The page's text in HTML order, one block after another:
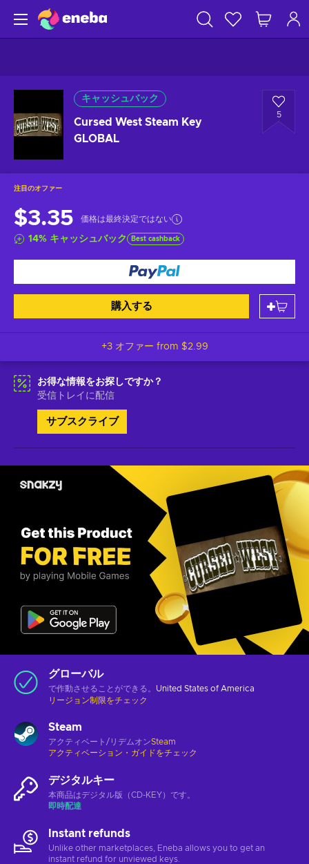
キャッシュバック
Cursed West Steam Key
GLOBAL
5
注目のオファー
$3.35 価格は最終決定ではない
14% キャッシュバック Best cashback
購入する
+3 オファー from $2.99
お得な情報をお探しですか？
受信トレイに配信
サブスクライブ
グローバル
で作動させることができる。 United States of America
リージョン制限をチェック
Steam
アクティベート/リデムオンSteam
アクティベーション・ガイドをチェック
デジタルキー
本商品はデジタル版（CD-KEY）です。
即時配達
Instant refunds
Unlike other marketplaces, Eneba allows you to get an
instant refund for unviewed keys.